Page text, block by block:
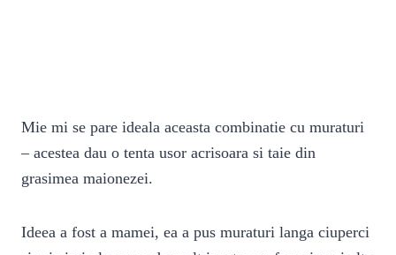
Mie mi se pare ideala aceasta combinatie cu muraturi
– acestea dau o tenta usor acrisoara si taie din
grasimea maionezei.
Ideea a fost a mamei, ea a pus muraturi langa ciuperci